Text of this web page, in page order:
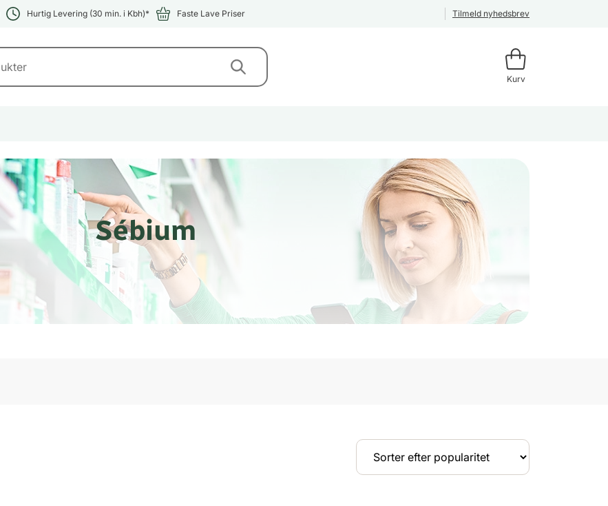
Hurtig Levering (30 min. i Kbh)* Faste Lave Priser Tilmeld nyhedsbrev
Kurv
Sébium